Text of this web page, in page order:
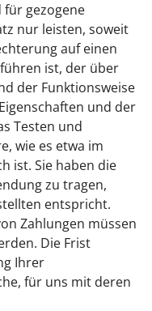
für gezogene
nur leisten, soweit
auf einen
ist, der über
der Funktionsweise
und der
Testen und
wie es etwa im
ist. Sie haben die
zu tragen,
entspricht.
Zahlungen müssen
Die Frist
Ihrer
für uns mit deren